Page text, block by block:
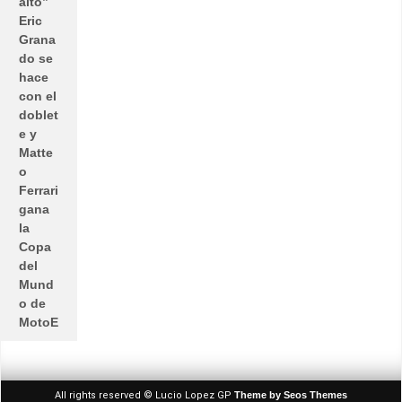
Eric
Grana
do se
hace
con el
doblet
e y
Matte
o
Ferrari
gana
la
Copa
del
Mund
o de
MotoE
All rights reserved © Lucio Lopez GP Theme by Seos Themes